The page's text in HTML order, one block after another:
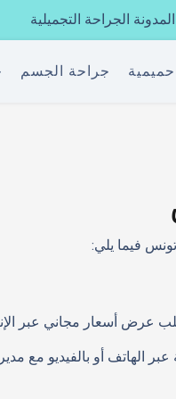
الجراحة التجميلية
جراحة الجسم
فيما يلي:
عرض أسعار مجاني عبر
الهاتف أو بالفيديو مع مدير